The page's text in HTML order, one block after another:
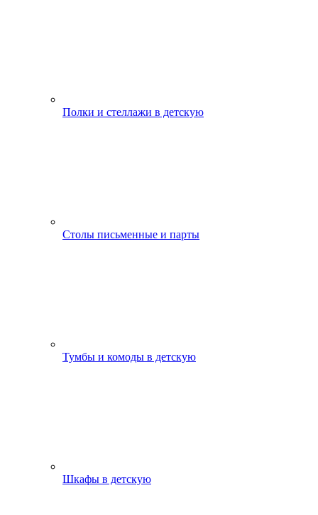
Полки и стеллажи в детскую
Столы письменные и парты
Тумбы и комоды в детскую
Шкафы в детскую